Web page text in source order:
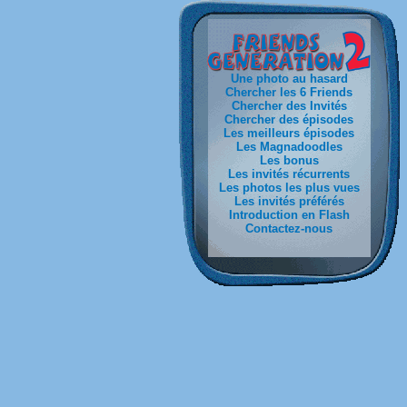
Une photo au hasard
Chercher les 6 Friends
Chercher des Invités
Chercher des épisodes
Les meilleurs épisodes
Les Magnadoodles
Les bonus
Les invités récurrents
Les photos les plus vues
Les invités préférés
Introduction en Flash
Contactez-nous